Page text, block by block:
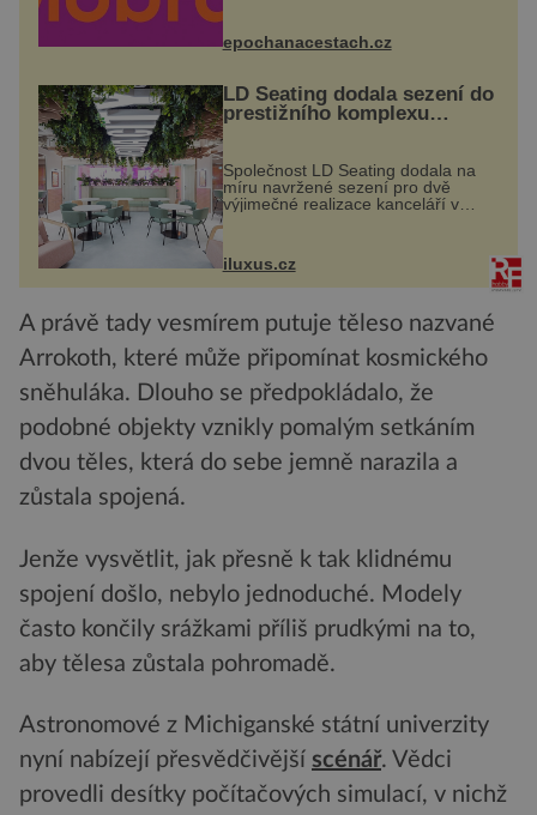
náměstí. Návštěvníci se mohou těšit
na víno, burčák, pes...
epochanacestach.cz
LD Seating dodala sezení do
prestižního komplexu
MediaCityUK v Salfordu
Společnost LD Seating dodala na
míru navržené sezení pro dvě
výjimečné realizace kanceláří v
areálu MediaCityUK v anglickém
Tower a Orange Tower. Komplex
budov Media...
iluxus.cz
A právě tady vesmírem putuje těleso nazvané
Arrokoth, které může připomínat kosmického
sněhuláka. Dlouho se předpokládalo, že
podobné objekty vznikly pomalým setkáním
dvou těles, která do sebe jemně narazila a
zůstala spojená.
Jenže vysvětlit, jak přesně k tak klidnému
spojení došlo, nebylo jednoduché. Modely
často končily srážkami příliš prudkými na to,
aby tělesa zůstala pohromadě.
Astronomové z Michiganské státní univerzity
nyní nabízejí přesvědčivější scénář. Vědci
provedli desítky počítačových simulací, v nichž